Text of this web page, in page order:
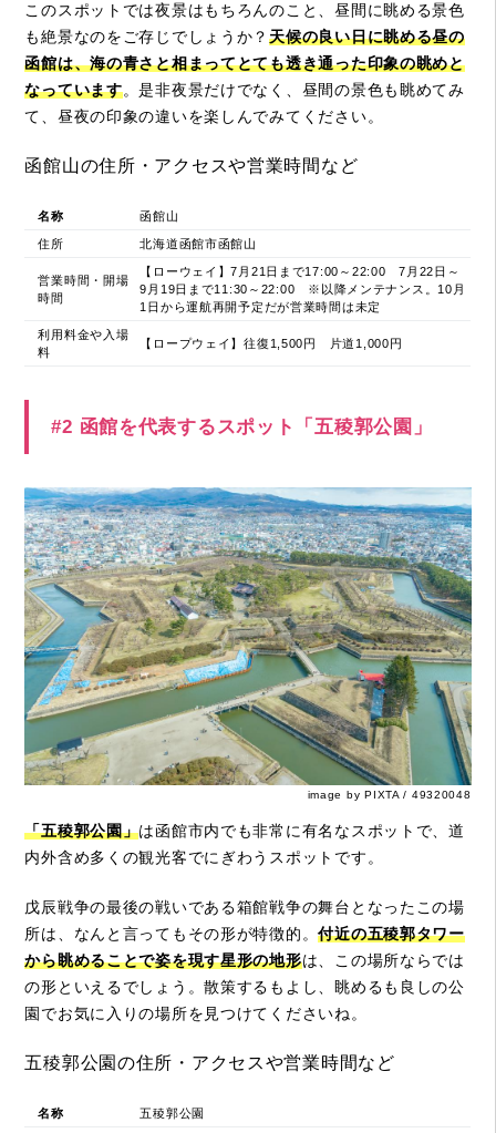
このスポットでは夜景はもちろんのこと、昼間に眺める景色
も絶景なのをご存じでしょうか？天候の良い日に眺める昼の
函館は、海の青さと相まってとても透き通った印象の眺めと
なっています。是非夜景だけでなく、昼間の景色も眺めてみ
て、昼夜の印象の違いを楽しんでみてください。
函館山の住所・アクセスや営業時間など
名称 函館山
住所 北海道函館市函館山
営業時間・開場
時間
【ローウェイ】7月21日まで17:00～22:00 7月22日～
9月19日まで11:30～22:00 ※以降メンテナンス。10月
1日から運航再開予定だが営業時間は未定
利用料金や入場
料
【ロープウェイ】往復1,500円 片道1,000円
#2 函館を代表するスポット「五稜郭公園」
image by PIXTA / 49320048
「五稜郭公園」は函館市内でも非常に有名なスポットで、道
内外含め多くの観光客でにぎわうスポットです。
戊辰戦争の最後の戦いである箱館戦争の舞台となったこの場
所は、なんと言ってもその形が特徴的。付近の五稜郭タワー
から眺めることで姿を現す星形の地形は、この場所ならでは
の形といえるでしょう。散策するもよし、眺めるも良しの公
園でお気に入りの場所を見つけてくださいね。
五稜郭公園の住所・アクセスや営業時間など
名称 五稜郭公園